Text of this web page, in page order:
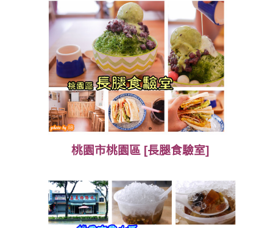
桃園市桃園區 [長腿食驗室]